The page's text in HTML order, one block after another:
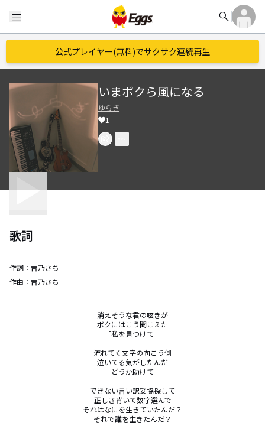
menu search
公式プレイヤー(無料)でサクサク連続再生
いまボクら風になる
ゆらぎ
1
歌詞
作詞： 吉乃さち
作曲： 吉乃さち
消えそうな君の呟きが
ボクにはこう聞こえた
「私を見つけて」
流れてく文字の向こう側
泣いてる気がしたんだ
「どうか助けて」
できない言い訳妥協探して
正しさ背いて数字選んで
それはなにを生きていたんだ？
それで誰を生きたんだ？